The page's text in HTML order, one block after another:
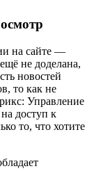
на сайте —
не доделана,
новостей
то как не
Управление
доступ к
то, что хотите